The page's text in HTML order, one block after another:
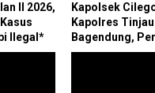
II 2026,
Ilegal*
Kapolsek
Kapolres
Bagendung,
Cegah